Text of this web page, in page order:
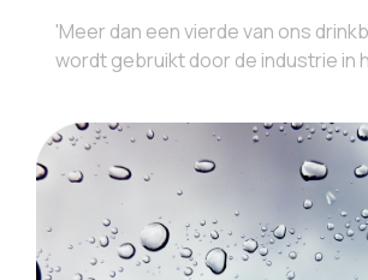
'Meer dan een vierde van ons
wordt gebruikt door de industrie in